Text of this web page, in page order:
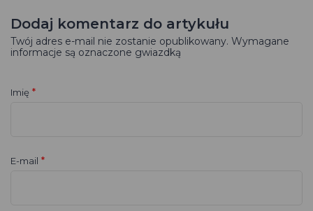
Dodaj komentarz do artykułu
Twój adres e-mail nie zostanie opublikowany. Wymagane
informacje są oznaczone gwiazdką
Imię *
E-mail *